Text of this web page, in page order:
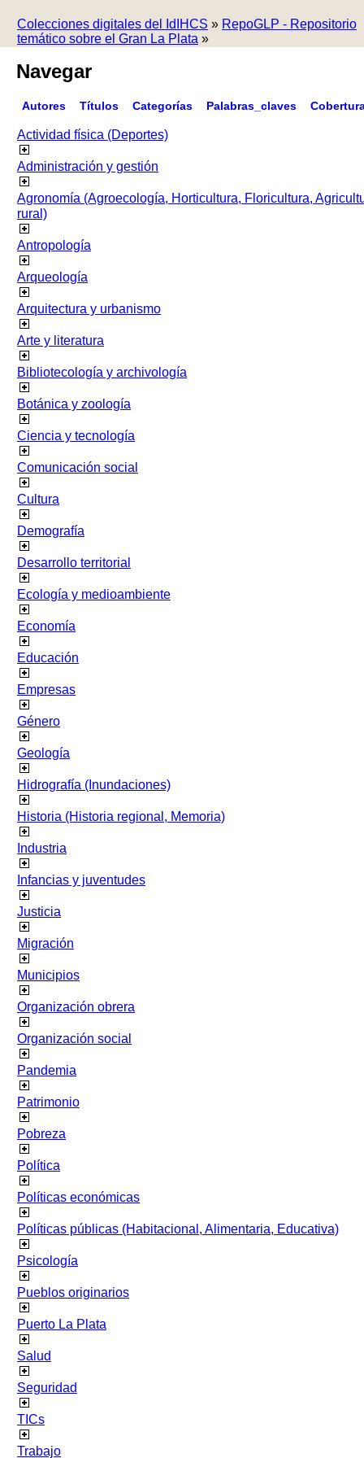
Colecciones digitales del IdIHCS » RepoGLP - Repositorio
temático sobre el Gran La Plata »
Navegar
Autores Títulos Categorías Palabras_claves
Actividad física (Deportes)
Administración y gestión
Agronomía (Agroecología, Horticultura, Floricultura,
rural)
Antropología
Arqueología
Arquitectura y urbanismo
Arte y literatura
Bibliotecología y archivología
Botánica y zoología
Ciencia y tecnología
Comunicación social
Cultura
Demografía
Desarrollo territorial
Ecología y medioambiente
Economía
Educación
Empresas
Género
Geología
Hidrografía (Inundaciones)
Historia (Historia regional, Memoria)
Industria
Infancias y juventudes
Justicia
Migración
Municipios
Organización obrera
Organización social
Pandemia
Patrimonio
Pobreza
Política
Políticas económicas
Políticas públicas (Habitacional, Alimentaria, Educativa)
Psicología
Pueblos originarios
Puerto La Plata
Salud
Seguridad
TICs
Trabajo